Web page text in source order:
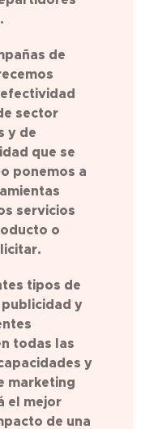
.
de
sector
y de
que se
ponemos a
servicios
o
tipos de
y
todas las
y
marketing
el mejor
de una